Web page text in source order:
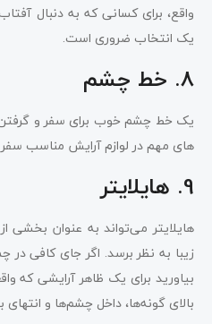
واقع، برای کسانی که به دنبال
یک انتخاب ضروری است.
8. خط چشم
یک خط چشم خوب برای سفر و
های مهم در لوازم آرایش مناسب
9. هایلایتر
هایلایتر می‌تواند به عنوان بخشی
زیبا به نظر برسد. اگر جای کافی در
بیاورید برای یک ظاهر آرایشی که
بالای گونه‌ها، داخل چشم‌ها و انتهای